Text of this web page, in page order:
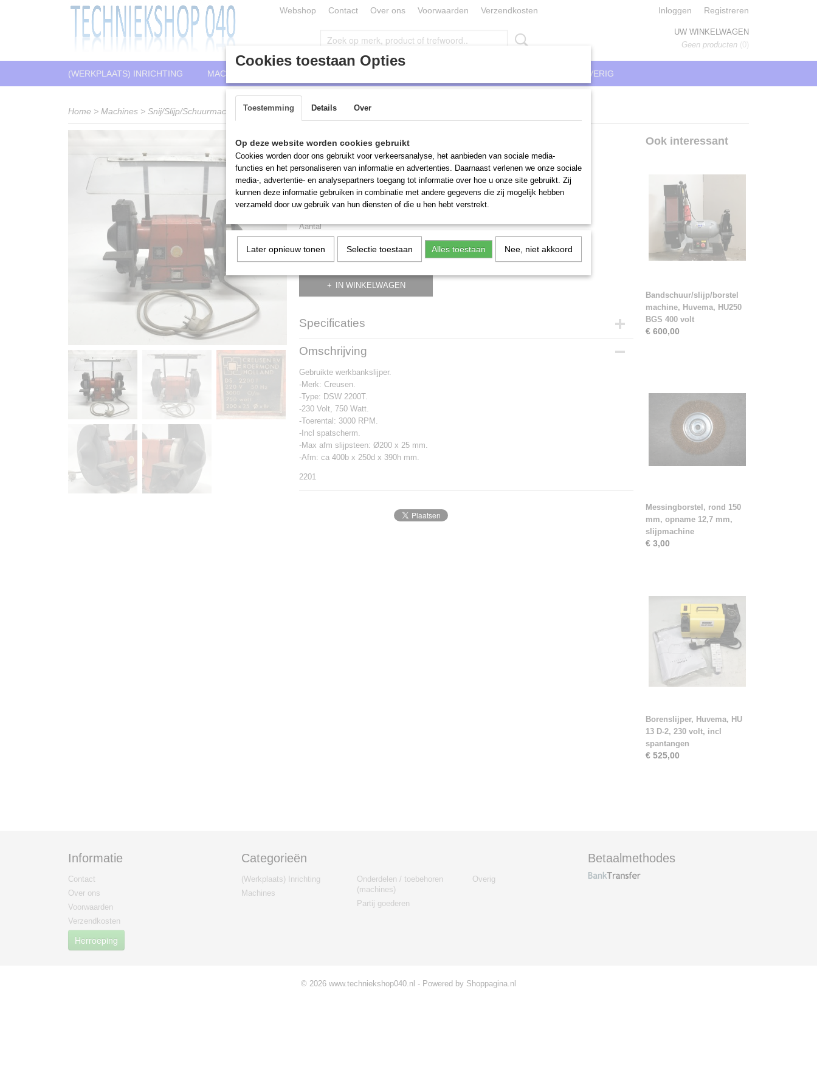
Webshop Contact Over ons Voorwaarden Verzendkosten Inloggen Registreren
UW WINKELWAGEN
Geen producten (0)
(WERKPLAATS) INRICHTING MACHINES OVERIG
Home > Machines > Snij/Slijp/Schuurmachines>Werkbankslijper, Creusen, DSW 2200T, 230 volt
Werkbankslijper, Creusen,
DSW 2200T, 230 volt
€ 150,00 (inclusief btw 21%)
Aantal
IN WINKELWAGEN
Specificaties
Productcode
Omschrijving
Gebruikte werkbankslijper.
-Merk: Creusen.
-Type: DSW 2200T.
-230 Volt, 750 Watt.
-Toerental: 3000 RPM.
-Incl spatscherm.
-Max afm slijpsteen: Ø200 x 25 mm.
-Afm: ca 400b x 250d x 390h mm.
2201
Ook interessant
Bandschuur/slijp/borstel
machine, Huvema, HU250
BGS 400 volt
€ 600,00
Messingborstel, rond 150
mm, opname 12,7 mm,
slijpmachine
€ 3,00
Borenslijper, Huvema, HU
13 D-2, 230 volt, incl
spantangen
€ 525,00
Informatie
Contact
Over ons
Voorwaarden
Verzendkosten
Herroeping
Categorieën
(Werkplaats) Inrichting
Machines
Onderdelen / toebehoren
(machines)
Partij goederen
Overig
Betaalmethodes
© 2026 www.techniekshop040.nl - Powered by Shoppagina.nl
Cookies toestaan Opties
Toestemming Details Over
Op deze website worden cookies gebruikt
Cookies worden door ons gebruikt voor verkeersanalyse, het aanbieden van sociale media-
functies en het personaliseren van informatie en advertenties. Daarnaast verlenen we onze sociale
media-, advertentie- en analysepartners toegang tot informatie over hoe u onze site gebruikt. Zij
kunnen deze informatie gebruiken in combinatie met andere gegevens die zij mogelijk hebben
verzameld door uw gebruik van hun diensten of die u hen hebt verstrekt.
Later opnieuw tonen Selectie toestaan Alles toestaan Nee, niet akkoord